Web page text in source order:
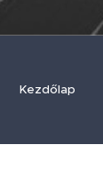
Kezdőlap